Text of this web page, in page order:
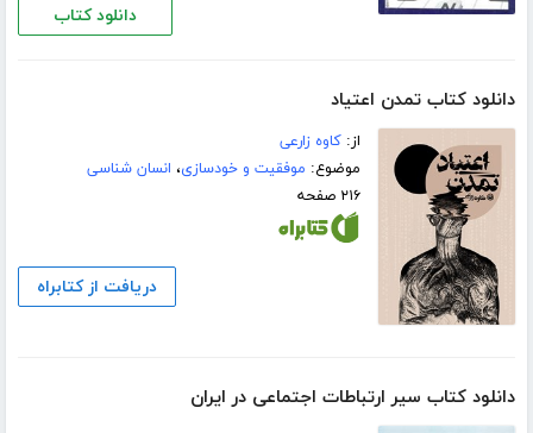
دانلود کتاب
دانلود کتاب تمدن اعتیاد
از:کاوه زارعی
موضوع: موفقیت و خودسازی، انسان شناسی
۲۱۶ صفحه
دریافت از کتابراه
دانلود کتاب سیر ارتباطات اجتماعی در ایران